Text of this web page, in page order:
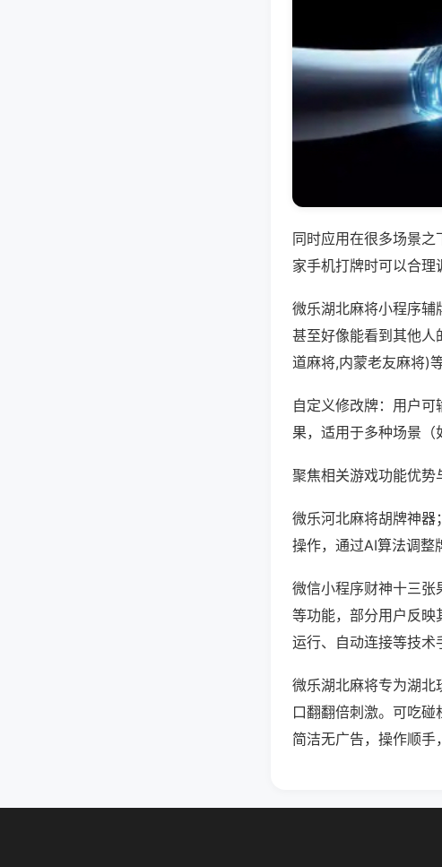
同时应用在很多场景
家手机打牌时可以合理
微乐湖北麻将小程序辅
甚至好像能看到其他人
道麻将,内蒙老友麻将)
自定义修改牌：用户
果，适用于多种场景（
聚焦相关游戏功能优势
微乐河北麻将胡牌神器
操作，通过AI算法调整
微信小程序财神十三张
等功能，部分用户反映
运行、自动连接等技术
微乐湖北麻将专为湖北
口翻翻倍刺激。可吃
简洁无广告，操作顺手